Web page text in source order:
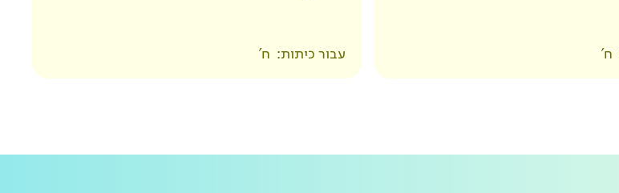
ח' עבור כיתות: ח'